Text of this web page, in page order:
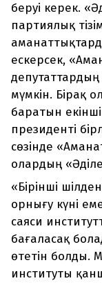
беруі керек.
партиялық
ескерсек,
мүмкін. Бірақ
баратын
президенті
сөзінде
олардың
«Бірінші
орнығу күні
саяси
бағаласақ
өтетін болды.
институты